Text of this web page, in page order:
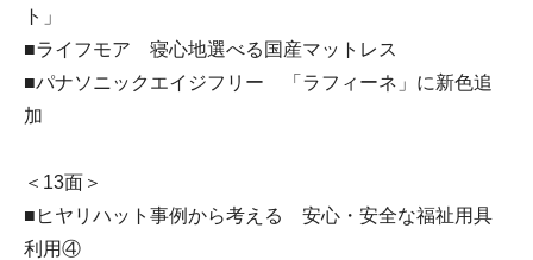
ト」
■ライフモア 寝心地選べる国産マットレス
■パナソニックエイジフリー 「ラフィーネ」に新色追
加
＜13面＞
■ヒヤリハット事例から考える 安心・安全な福祉用具
利用④